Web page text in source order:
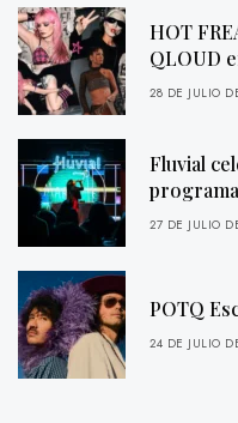
HOT
QLOUD
28 DE JULIO
Fluvial
27 DE JULIO
POTQ
24 DE JULIO